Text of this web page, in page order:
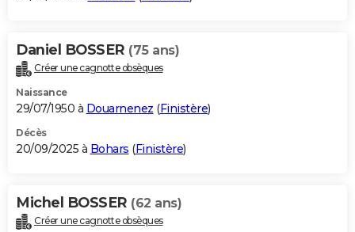
Daniel BOSSER (75 ans)
Créer une cagnotte obsèques
Naissance
29/07/1950 à Douarnenez (Finistère)
Décès
20/09/2025 à Bohars (Finistère)
Michel BOSSER (62 ans)
Créer une cagnotte obsèques